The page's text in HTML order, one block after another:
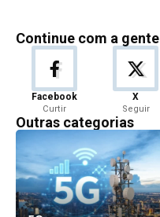
Continue com a gente
Facebook
Curtir
X
Seguir
Outras categorias